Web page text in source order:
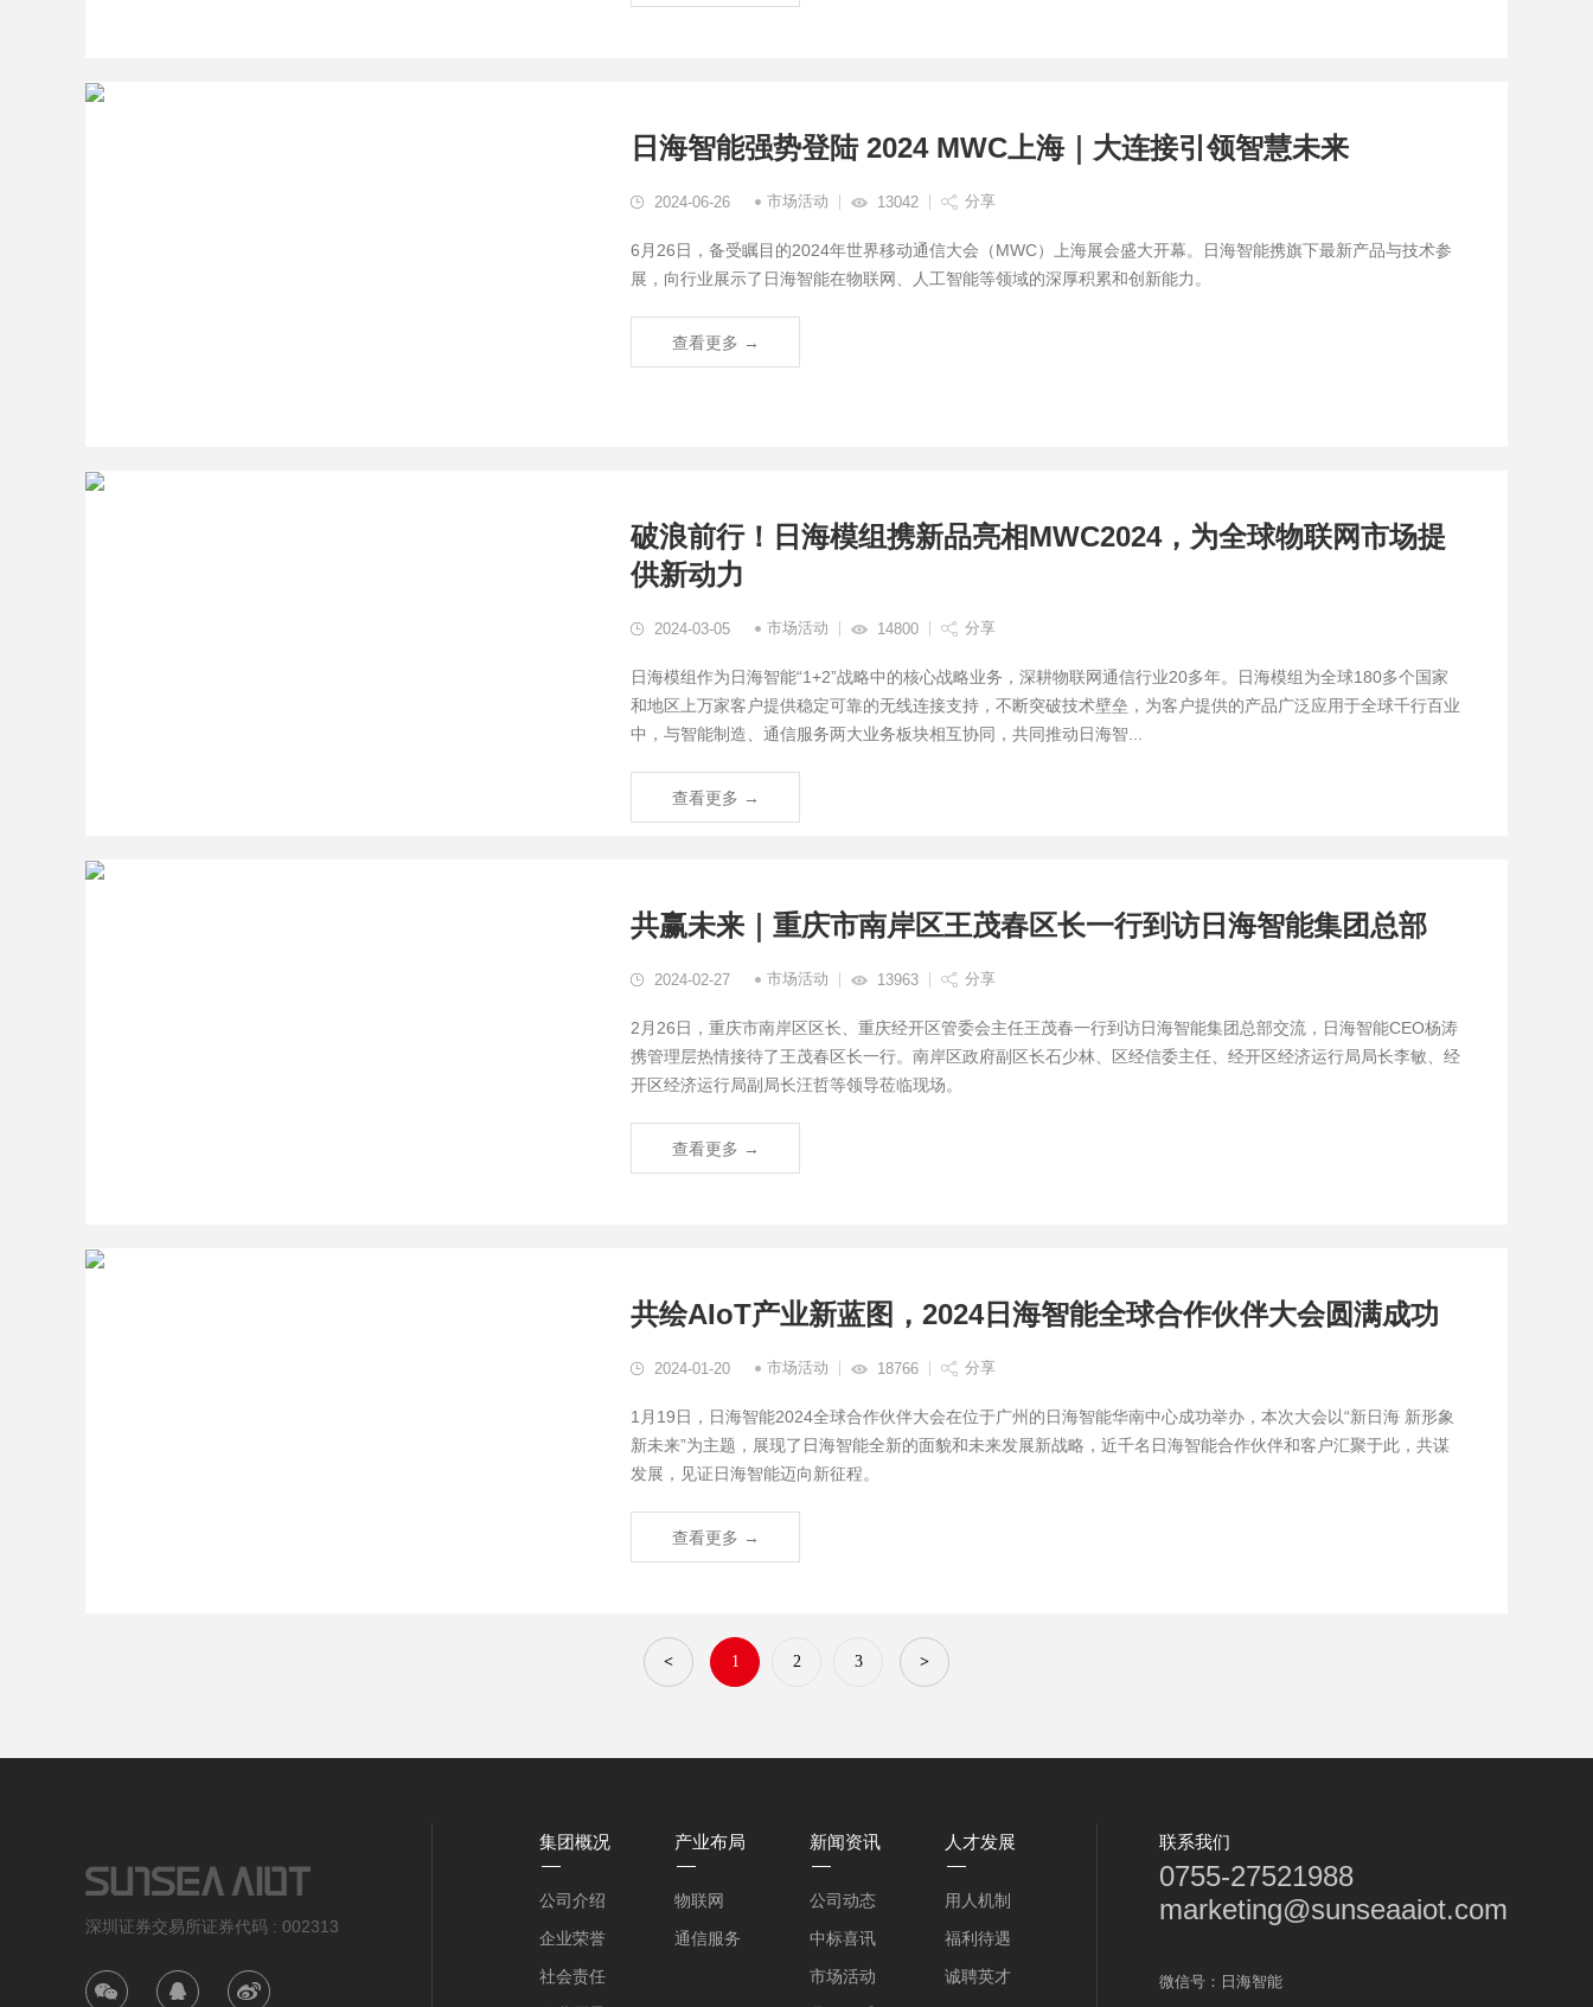
日海智能强势登陆 2024 MWC上海｜大连接引领智慧未来
2024-06-26 市场活动 13042 分享
6月26日，备受瞩目的2024年世界移动通信大会（MWC）上海展会盛大开幕。日海智能携旗下最新产品与技术参
展，向行业展示了日海智能在物联网、人工智能等领域的深厚积累和创新能力。
查看更多 →
破浪前行！日海模组携新品亮相MWC2024，为全球物联网市场提
供新动力
2024-03-05 市场活动 14800 分享
日海模组作为日海智能“1+2”战略中的核心战略业务，深耕物联网通信行业20多年。日海模组为全球180多个国家
和地区上万家客户提供稳定可靠的无线连接支持，不断突破技术壁垒，为客户提供的产品广泛应用于全球千行百业
中，与智能制造、通信服务两大业务板块相互协同，共同推动日海智...
查看更多 →
共赢未来｜重庆市南岸区王茂春区长一行到访日海智能集团总部
2024-02-27 市场活动 13963 分享
2月26日，重庆市南岸区区长、重庆经开区管委会主任王茂春一行到访日海智能集团总部交流，日海智能CEO杨涛
携管理层热情接待了王茂春区长一行。南岸区政府副区长石少林、区经信委主任、经开区经济运行局局长李敏、经
开区经济运行局副局长汪哲等领导莅临现场。
查看更多 →
共绘AIoT产业新蓝图，2024日海智能全球合作伙伴大会圆满成功
2024-01-20 市场活动 18766 分享
1月19日，日海智能2024全球合作伙伴大会在位于广州的日海智能华南中心成功举办，本次大会以“新日海 新形象
新未来”为主题，展现了日海智能全新的面貌和未来发展新战略，近千名日海智能合作伙伴和客户汇聚于此，共谋
发展，见证日海智能迈向新征程。
查看更多 →
< 1 2 3 >
深圳证券交易所证券代码 : 002313
集团概况
公司介绍
企业荣誉
社会责任
产业布局
物联网
通信服务
新闻资讯
公司动态
中标喜讯
市场活动
人才发展
用人机制
福利待遇
诚聘英才
联系我们
0755-27521988
marketing@sunseaaiot.com
微信号：日海智能